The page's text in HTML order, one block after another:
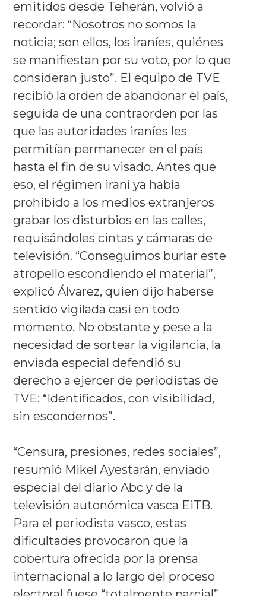
emitidos desde Teherán, volvió a
recordar: “Nosotros no somos la
noticia; son ellos, los iraníes, quiénes
se manifiestan por su voto, por lo que
consideran justo”. El equipo de TVE
recibió la orden de abandonar el país,
seguida de una contraorden por las
que las autoridades iraníes les
permitían permanecer en el país
hasta el fin de su visado. Antes que
eso, el régimen iraní ya había
prohibido a los medios extranjeros
grabar los disturbios en las calles,
requisándoles cintas y cámaras de
televisión. “Conseguimos burlar este
atropello escondiendo el material”,
explicó Álvarez, quien dijo haberse
sentido vigilada casi en todo
momento. No obstante y pese a la
necesidad de sortear la vigilancia, la
enviada especial defendió su
derecho a ejercer de periodistas de
TVE: “Identificados, con visibilidad,
sin escondernos”.
“Censura, presiones, redes sociales”,
resumió Mikel Ayestarán, enviado
especial del diario Abc y de la
televisión autonómica vasca EiTB.
Para el periodista vasco, estas
dificultades provocaron que la
cobertura ofrecida por la prensa
internacional a lo largo del proceso